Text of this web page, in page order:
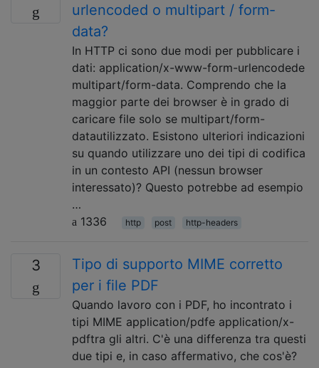
urlencoded o multipart / form-
data?
In HTTP ci sono due modi per pubblicare i
dati: application/x-www-form-urlencodede
multipart/form-data. Comprendo che la
maggior parte dei browser è in grado di
caricare file solo se multipart/form-
datautilizzato. Esistono ulteriori indicazioni
su quando utilizzare uno dei tipi di codifica
in un contesto API (nessun browser
interessato)? Questo potrebbe ad esempio
…
1336
http post http-headers
3
Tipo di supporto MIME corretto
per i file PDF
Quando lavoro con i PDF, ho incontrato i
tipi MIME application/pdfe application/x-
pdftra gli altri. C'è una differenza tra questi
due tipi e, in caso affermativo, che cos'è?